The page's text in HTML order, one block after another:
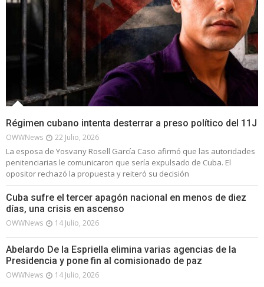
Régimen cubano intenta desterrar a preso político del 11J
OWWNews 22 Julio, 2026
La esposa de Yosvany Rosell García Caso afirmó que las autoridades
penitenciarias le comunicaron que sería expulsado de Cuba. El
opositor rechazó la propuesta y reiteró su decisión
Cuba sufre el tercer apagón nacional en menos de diez
días, una crisis en ascenso
OWWNews 14 Julio, 2026
Abelardo De la Espriella elimina varias agencias de la
Presidencia y pone fin al comisionado de paz
OWWNews 14 Julio, 2026